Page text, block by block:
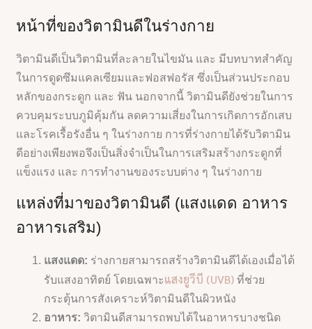
หน้าที่ของวิตามินดีในร่างกาย
วิตามินดีเป็นวิตามินที่ละลายในไขมัน และ มีบทบาทสำคัญ
ในการดูดซึมแคลเซียมและฟอสฟอรัส ซึ่งเป็นส่วนประกอบ
หลักของกระดูก และ ฟัน นอกจากนี้ วิตามินดียังช่วยในการ
ควบคุมระบบภูมิคุ้มกัน ลดความเสี่ยงในการเกิดการอักเสบ
และโรคเรื้อรังอื่น ๆ ในร่างกาย การที่ร่างกายได้รับวิตามิน
ดีอย่างเพียงพอจึงเป็นสิ่งจำเป็นในการเสริมสร้างกระดูกที่
แข็งแรง และ การทำงานของระบบต่าง ๆ ในร่างกาย
แหล่งที่มาของวิตามินดี (แสงแดด อาหาร
อาหารเสริม)
แสงแดด: ร่างกายสามารถสร้างวิตามินดีได้เองเมื่อได้
รับแสงอาทิตย์ โดยเฉพาะแสงยูวีบี (UVB) ที่ช่วย
กระตุ้นการสังเคราะห์วิตามินดีในผิวหนัง
อาหาร: วิตามินดีสามารถพบได้ในอาหารบางชนิด